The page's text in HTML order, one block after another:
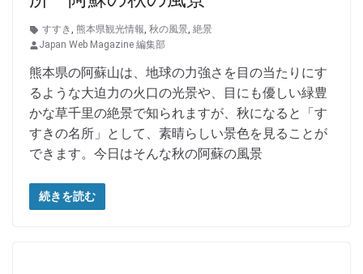
すすき, 熊本県観光情報, 秋の風景, 絶景
Japan Web Magazine 編集部
熊本県の阿蘇山は、地球の力強さを目の当たりにす
るような大迫力の火口の光景や、目にも優しい緑豊
かな草千里の絶景で知られますが、秋になると「す
すきの名所」として、素晴らしい景色を見ることが
できます。今日はそんな秋の阿蘇の風景
続きを読む